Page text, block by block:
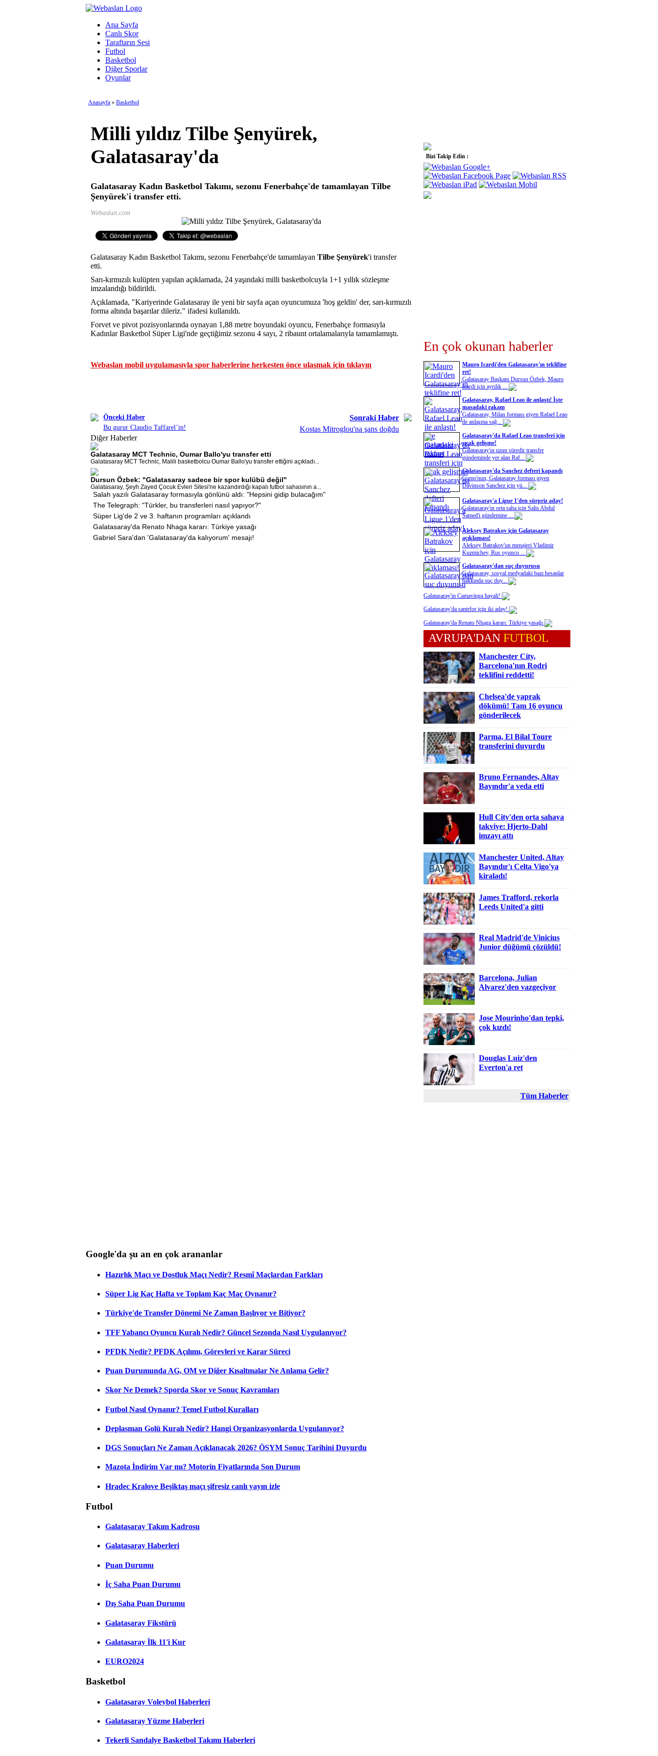
Ana Sayfa
Canlı Skor
Taraftarın Sesi
Futbol
Basketbol
Diğer Sporlar
Oyunlar
Anasayfa » Basketbol
Milli yıldız Tilbe Şenyürek,
Galatasaray'da
Galatasaray Kadın Basketbol Takımı, sezonu Fenerbahçe'de tamamlayan Tilbe
Şenyürek'i transfer etti.
Webaslan.com
Galatasaray Kadın Basketbol Takımı, sezonu Fenerbahçe'de tamamlayan Tilbe Şenyürek'i transfer
etti.
Sarı-kırmızılı kulüpten yapılan açıklamada, 24 yaşındaki milli basketbolcuyla 1+1 yıllık sözleşme
imzalandığı bildirildi.
Açıklamada, "Kariyerinde Galatasaray ile yeni bir sayfa açan oyuncumuza 'hoş geldin' der, sarı-kırmızılı
forma altında başarılar dileriz." ifadesi kullanıldı.
Forvet ve pivot pozisyonlarında oynayan 1,88 metre boyundaki oyuncu, Fenerbahçe formasıyla
Kadınlar Basketbol Süper Ligi'nde geçtiğimiz sezonu 4 sayı, 2 ribaunt ortalamalarıyla tamamlamıştı.
Webaslan mobil uygulamasıyla spor haberlerine herkesten önce ulaşmak için tıklayın
Önceki Haber
Bu gurur Claudio Taffarel’in!
Sonraki Haber
Kostas Mitroglou'na şans doğdu
Diğer Haberler
Galatasaray MCT Technic, Oumar Ballo'yu transfer etti
Galatasaray MCT Technic, Malili basketbolcu Oumar Ballo'yu transfer ettiğini açıkladı...
Dursun Özbek: "Galatasaray sadece bir spor kulübü değil"
Galatasaray, Şeyh Zayed Çocuk Evleri Sitesi'ne kazandırdığı kapalı futbol sahasının a...
Salah yazılı Galatasaray formasıyla gönlünü aldı: "Hepsini gidip bulacağım"
The Telegraph: "Türkler, bu transferleri nasıl yapıyor?"
Süper Lig'de 2 ve 3. haftanın programları açıklandı
Galatasaray'da Renato Nhaga kararı: Türkiye yasağı
Gabriel Sara'dan 'Galatasaray'da kalıyorum' mesajı!
Bizi Takip Edin :
En çok okunan haberler
Mauro Icardi'den Galatasaray'ın teklifine
ret!
Galatasaray Başkanı Dursun Özbek, Mauro
Icardi için ayrılık ...
Galatasaray, Rafael Leao ile anlaştı! İşte
masadaki rakam
Galatasaray, Milan forması giyen Rafael Leao
ile anlaşma sağ...
Galatasaray'da Rafael Leao transferi için
sıcak gelişme!
Galatasaray'ın uzun süredir transfer
gündeminde yer alan Raf...
Galatasaray'da Sanchez defteri kapandı
Como'nun, Galatasaray forması giyen
Davinson Sanchez için yü...
Galatasaray'a Ligue 1'den sürpriz aday!
Galatasaray'ın orta saha için Salis Abdul
Samed'i gündemine ...
Aleksey Batrakov için Galatasaray
açıklaması!
Aleksey Batrakov'un menajeri Vladimir
Kuzmichev, Rus oyuncu ...
Galatasaray'dan suç duyurusu
Galatasaray, sosyal medyadaki bazı hesaplar
hakkında suç duy...
Galatasaray'ın Camavinga hayali!
Galatasaray'da santrfor için iki aday!
Galatasaray'da Renato Nhaga kararı: Türkiye yasağı
AVRUPA'DAN FUTBOL
Manchester City,
Barcelona'nın Rodri
teklifini reddetti!
Chelsea'de yaprak
dökümü! Tam 16 oyuncu
gönderilecek
Parma, El Bilal Toure
transferini duyurdu
Bruno Fernandes, Altay
Bayındır'a veda etti
Hull City'den orta sahaya
takviye: Hjerto-Dahl
imzayı attı
Manchester United, Altay
Bayındır'ı Celta Vigo'ya
kiraladı!
James Trafford, rekorla
Leeds United'a gitti
Real Madrid'de Vinicius
Junior düğümü çözüldü!
Barcelona, Julian
Alvarez'den vazgeçiyor
Jose Mourinho'dan tepki,
çok kızdı!
Douglas Luiz'den
Everton'a ret
Tüm Haberler
Google'da şu an en çok arananlar
Hazırlık Maçı ve Dostluk Maçı Nedir? Resmî Maçlardan Farkları
Süper Lig Kaç Hafta ve Toplam Kaç Maç Oynanır?
Türkiye'de Transfer Dönemi Ne Zaman Başlıyor ve Bitiyor?
TFF Yabancı Oyuncu Kuralı Nedir? Güncel Sezonda Nasıl Uygulanıyor?
PFDK Nedir? PFDK Açılımı, Görevleri ve Karar Süreci
Puan Durumunda AG, OM ve Diğer Kısaltmalar Ne Anlama Gelir?
Skor Ne Demek? Sporda Skor ve Sonuç Kavramları
Futbol Nasıl Oynanır? Temel Futbol Kuralları
Deplasman Golü Kuralı Nedir? Hangi Organizasyonlarda Uygulanıyor?
DGS Sonuçları Ne Zaman Açıklanacak 2026? ÖSYM Sonuç Tarihini Duyurdu
Mazota İndirim Var mı? Motorin Fiyatlarında Son Durum
Hradec Kralove Beşiktaş maçı şifresiz canlı yayın izle
Futbol
Galatasaray Takım Kadrosu
Galatasaray Haberleri
Puan Durumu
İç Saha Puan Durumu
Dış Saha Puan Durumu
Galatasaray Fikstürü
Galatasaray İlk 11'i Kur
EURO2024
Basketbol
Galatasaray Voleybol Haberleri
Galatasaray Yüzme Haberleri
Tekerli Sandalye Basketbol Takımı Haberleri